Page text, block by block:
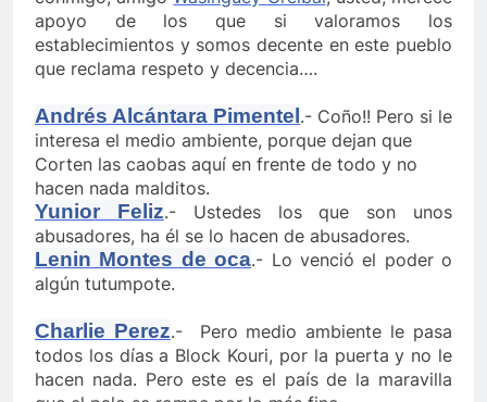
apoyo de los que si valoramos los
establecimientos y somos decente en este pueblo
que reclama respeto y decencia….
Andrés Alcántara Pimentel.- Coño!! Pero si le
interesa el medio ambiente, porque dejan que
Corten las caobas aquí en frente de todo y no
hacen nada malditos.
Yunior Feliz.- Ustedes los que son unos
abusadores, ha él se lo hacen de abusadores.
Lenin Montes de oca.- Lo venció el poder o
algún tutumpote.
Charlie Perez.- Pero medio ambiente le pasa
todos los días a Block Kouri, por la puerta y no le
hacen nada. Pero este es el país de la maravilla